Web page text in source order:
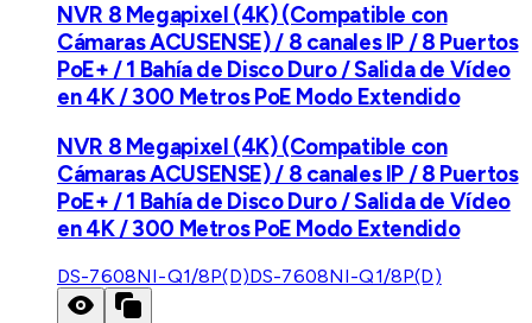
NVR 8 Megapixel (4K) (Compatible con
Cámaras ACUSENSE) / 8 canales IP / 8 Puertos
PoE+ / 1 Bahía de Disco Duro / Salida de Vídeo
en 4K / 300 Metros PoE Modo Extendido
NVR 8 Megapixel (4K) (Compatible con
Cámaras ACUSENSE) / 8 canales IP / 8 Puertos
PoE+ / 1 Bahía de Disco Duro / Salida de Vídeo
en 4K / 300 Metros PoE Modo Extendido
DS-7608NI-Q1/8P(D)DS-7608NI-Q1/8P(D)